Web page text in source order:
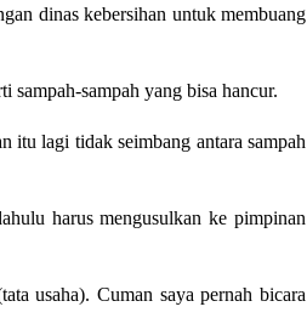
dinas kebersihan untuk membuang
sampah-sampah yang bisa hancur.
itu lagi tidak seimbang antara sampah
harus mengusulkan ke pimpinan
usaha). Cuman saya pernah bicara